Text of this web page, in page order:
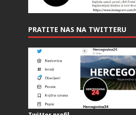
PRATITE NAS NA TWITTERU